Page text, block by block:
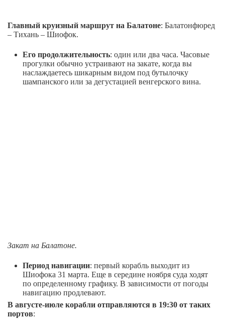
Главный круизный маршрут на Балатоне: Балатонфюред
– Тихань – Шиофок.
Его продолжительность: один или два часа. Часовые
прогулки обычно устраивают на закате, когда вы
наслаждаетесь шикарным видом под бутылочку
шампанского или за дегустацией венгерского вина.
Закат на Балатоне.
Период навигации: первый корабль выходит из
Шиофока 31 марта. Еще в середине ноября суда ходят
по определенному графику. В зависимости от погоды
навигацию продлевают.
В августе-июле корабли отправляются в 19:30 от таких
портов: